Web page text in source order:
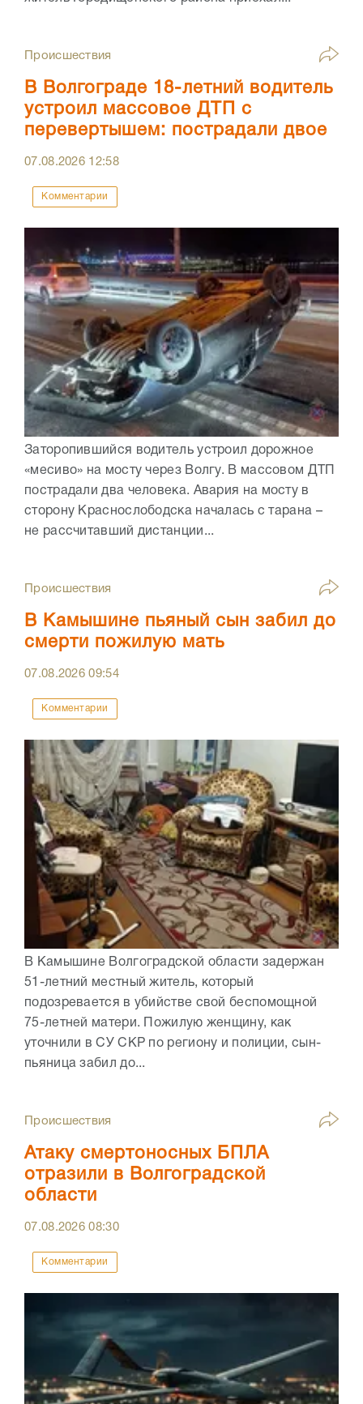
Происшествия
В Волгограде 18-летний водитель
устроил массовое ДТП с
перевертышем: пострадали двое
07.08.2026 12:58
Комментарии
Заторопившийся водитель устроил дорожное
«месиво» на мосту через Волгу. В массовом ДТП
пострадали два человека. Авария на мосту в
сторону Краснослободска началась с тарана –
не рассчитавший дистанции...
Происшествия
В Камышине пьяный сын забил до
смерти пожилую мать
07.08.202609:54
Комментарии
В Камышине Волгоградской области задержан
51-летний местный житель, который
подозревается в убийстве свой беспомощной
75-летней матери. Пожилую женщину, как
уточнили в СУ СКР по региону и полиции, сын-
пьяница забил до...
Происшествия
Атаку смертоносных БПЛА
отразили в Волгоградской
области
07.08.202608:30
Комментарии